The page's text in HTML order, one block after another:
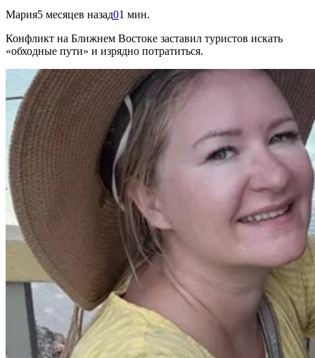
Мария5 месяцев назад01 мин.
Конфликт на Ближнем Востоке заставил туристов искать
«обходные пути» и изрядно потратиться.